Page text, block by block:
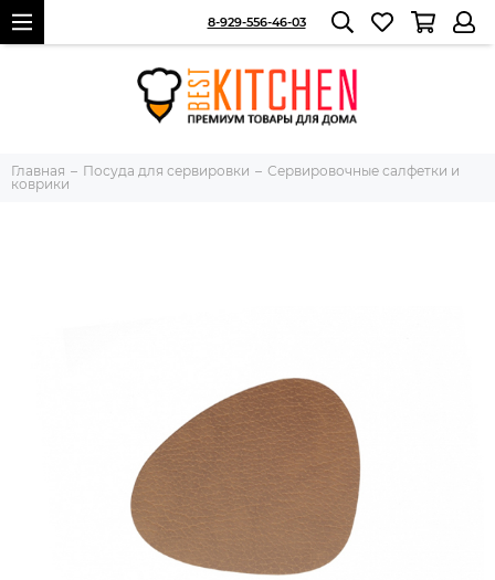
8-929-556-46-03
Главная Посуда для сервировки
Сервировочные салфетки и
коврики